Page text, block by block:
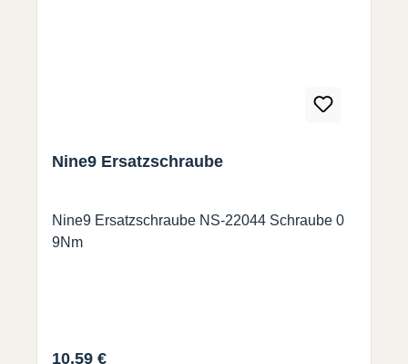
Nine9 Ersatzschraube
Nine9 Ersatzschraube NS-22044 Schraube 0
9Nm
Regulärer Preis:
10,59 €